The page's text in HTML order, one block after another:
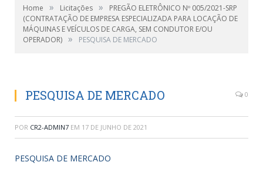
Home » Licitações »
PREGÃO ELETRÔNICO Nº 005/2021-SRP
(CONTRATAÇÃO DE EMPRESA ESPECIALIZADA PARA LOCAÇÃO DE
MÁQUINAS E VEÍCULOS DE CARGA, SEM CONDUTOR E/OU
OPERADOR) » PESQUISA DE MERCADO
PESQUISA DE MERCADO 0
POR CR2-ADMIN7 EM 17 DE JUNHO DE 2021
PESQUISA DE MERCADO